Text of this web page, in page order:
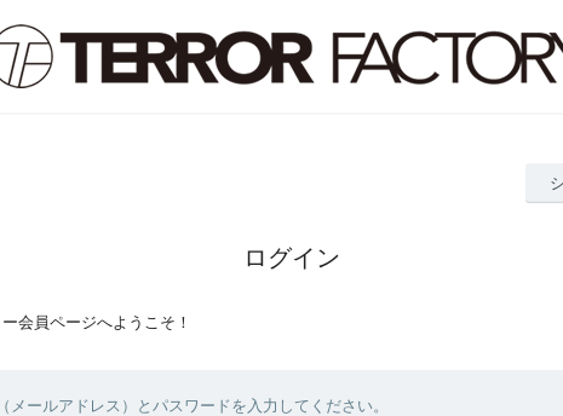
ログイン
会員ページへようこそ！
メールアドレス）とパスワードを入力してください。